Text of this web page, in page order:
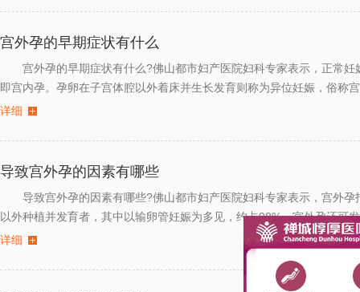
宫外孕的早期症状有什么
宫外孕的早期症状有什么?佛山都市妇产医院妇科专家表示，正常妊
即宫内孕。孕卵在子宫体腔以外着床并生长发育则称为异位妊娠，俗称
详细
导致宫外孕的因素有哪些
导致宫外孕的因素有哪些?佛山都市妇产医院妇科专家表示，宫外孕
以外种植并发育者，其中以输卵管妊娠为多见，约占98%。宫外孕还可
详细